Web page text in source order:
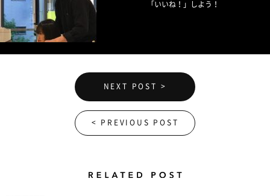
「いいね！」しよう！
NEXT POST >
< PREVIOUS POST